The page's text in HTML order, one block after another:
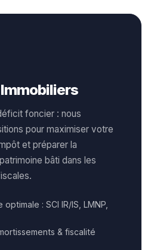
foncier : nous
pour maximiser votre
et préparer la
bâti dans les
: SCI IR/IS, LMNP,
& fiscalité